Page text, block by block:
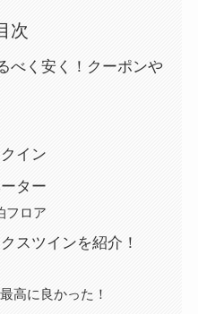
次
べく安く！クーポンや
イン
ター
フロア
スツインを紹介！
高に良かった！